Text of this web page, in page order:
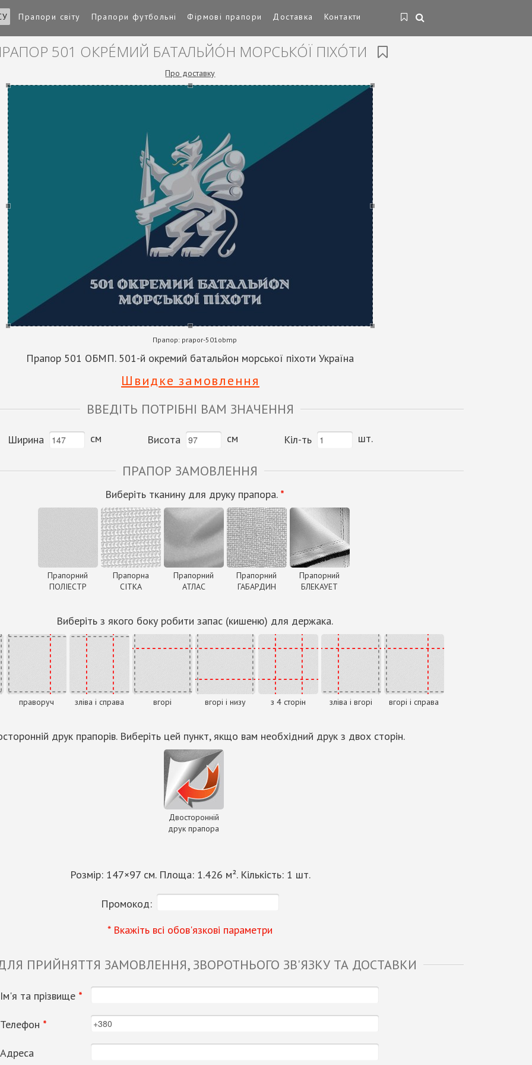
Прапори світу Прапори футбольні Фірмові прапори Доставка Контакти
501 ОКРЕ́МИЙ БАТАЛЬЙО́Н МОРСЬКО́Ї ПІХО́ТИ
Про доставку
Прапор:prapor-501obmp
Прапор 501 ОБМП. 501-й окремий батальйон морської піхоти Україна
Швидке замовлення
ВВЕДІТЬ ПОТРІБНІ ВАМ ЗНАЧЕННЯ
Ширина см Висота см Кіл-ть шт.
ПРАПОР ЗАМОВЛЕННЯ
Виберіть тканину для друку прапора. *
Прапорний
ПОЛІЕСТР
Прапорна
СІТКА
Прапорний
АТЛАС
Прапорний
ГАБАРДИН
Прапорний
БЛЕКАУЕТ
Виберіть з якого боку робити запас (кишеню) для держака.
праворуч зліва і справа вгорі вгорі і низу з 4 сторін зліва і вгорі вгорі і справа
друк прапорів. Виберіть цей пункт, якщо вам необхідний друк з двох сторін.
Двосторонній
друк прапора
Розмір: 147×97см. Площа: 1.426 м². Кількість: 1 шт.
Промокод:
* Вкажіть всі обов'язкові параметри
ПРИЙНЯТТЯ ЗАМОВЛЕННЯ, ЗВОРОТНЬОГО ЗВ'ЯЗКУ ТА ДОСТАВКИ
Ім'я та прізвище *
Телефон *
Адреса